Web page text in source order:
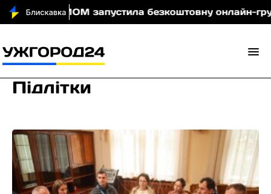
МОМ запустила безкоштовну онлайн-гру, яка
Підлітки